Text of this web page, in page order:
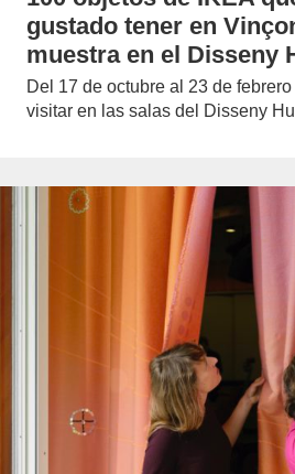
gustado tener en
muestra en el Disseny
Del 17 de octubre al 23 de
visitar en las salas del Disseny